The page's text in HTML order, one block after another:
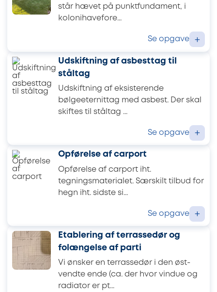
står hævet på punktfundament, i
kolonihavefore...
Se opgave +
Udskiftning af asbesttag til
ståltag
Udskiftning af eksisterende
bølgeeternittag med asbest. Der skal
skiftes til ståltag ...
Se opgave +
Opførelse af carport
Opførelse af carport iht.
tegningsmaterialet. Særskilt tilbud for
hegn iht. sidste si...
Se opgave +
Etablering af terrassedør og
folængelse af parti
Vi ønsker en terrassedør i den øst-
vendte ende (ca. der hvor vindue og
radiator er pt...